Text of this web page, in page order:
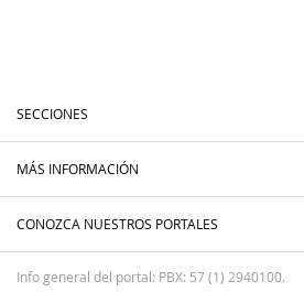
SECCIONES
MÁS INFORMACIÓN
CONOZCA NUESTROS PORTALES
Info general del portal: PBX: 57 (1) 2940100.